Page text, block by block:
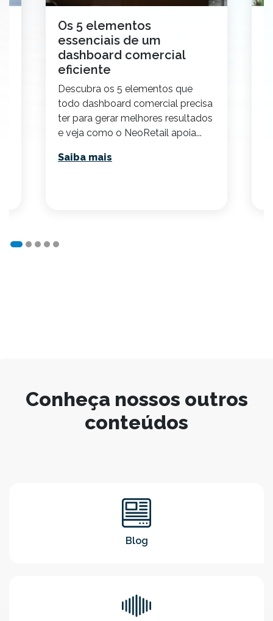
Os 5 elementos
essenciais de um
dashboard comercial
eficiente
Descubra os 5 elementos que
todo dashboard comercial precisa
ter para gerar melhores resultados
e veja como o NeoRetail apoia...
Saiba mais
Conheça nossos outros
conteúdos
Blog